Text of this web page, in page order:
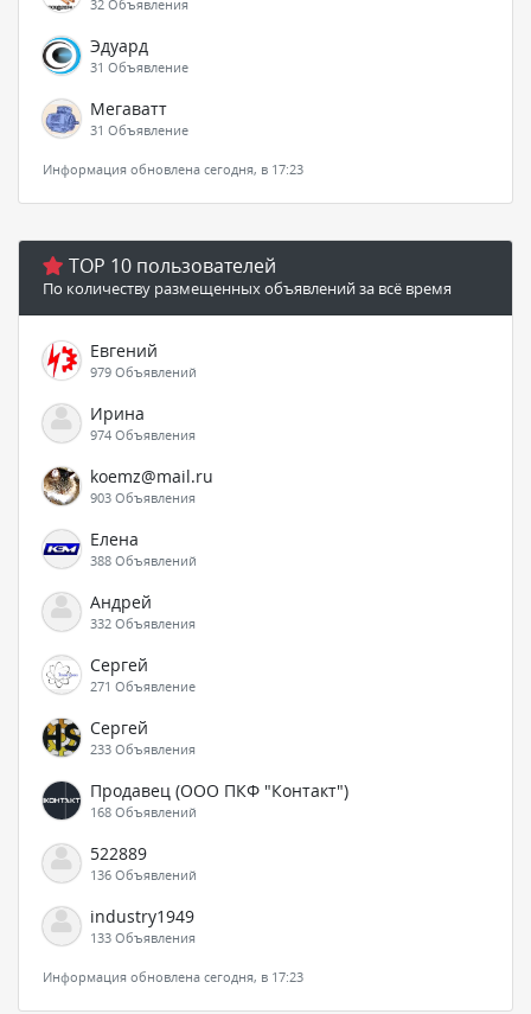
32 Объявления
Эдуард
31 Объявление
Мегаватт
31 Объявление
Информация обновлена сегодня, в 17:23
TOP 10 пользователей
По количеству размещенных объявлений за всё время
Евгений
979 Объявлений
Ирина
974 Объявления
koemz@mail.ru
903 Объявления
Елена
388 Объявлений
Андрей
332 Объявления
Сергей
271 Объявление
Сергей
233 Объявления
Продавец (ООО ПКФ "Контакт")
168 Объявлений
522889
136 Объявлений
industry1949
133 Объявления
Информация обновлена сегодня, в 17:23